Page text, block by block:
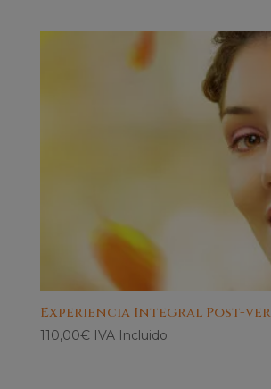
Experiencia Integral Post-
110,00€ IVA Incluido